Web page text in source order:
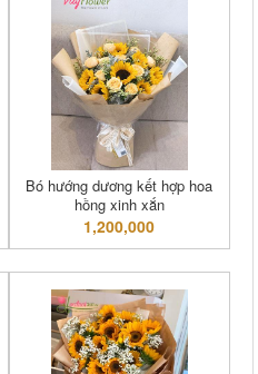
Bó hướng dương kết hợp hoa
hồng xinh xắn
1,200,000